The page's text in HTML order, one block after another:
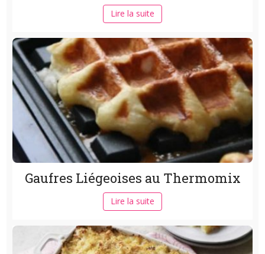
Lire la suite
Gaufres Liégeoises au Thermomix
Lire la suite